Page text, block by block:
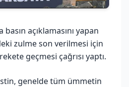
açıklamasını yapan
zulme son verilmesi için
geçmesi çağrısı yaptı.
genelde tüm ümmetin